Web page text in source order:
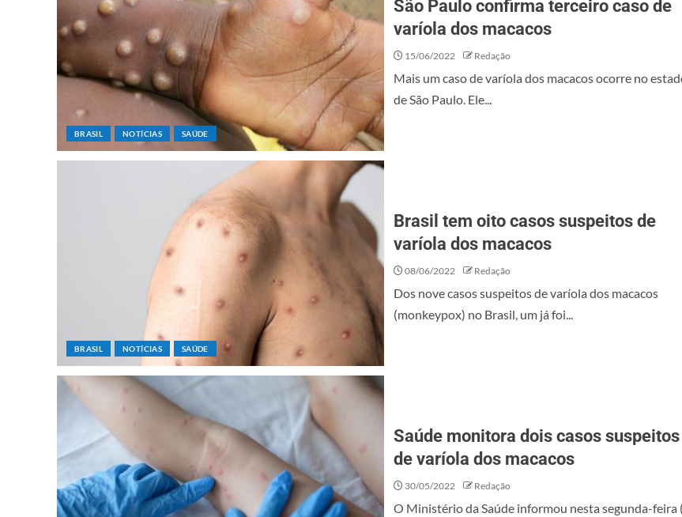
BRASIL NOTÍCIAS SAÚDE
São Paulo confirma terceiro caso de
varíola dos macacos
15/06/2022 Redação
Mais um caso de varíola dos macacos ocorre no
de São Paulo. Ele...
BRASIL NOTÍCIAS SAÚDE
Brasil tem oito casos suspeitos de
varíola dos macacos
08/06/2022 Redação
Dos nove casos suspeitos de varíola dos macacos
(monkeypox) no Brasil, um já foi...
Saúde monitora dois casos suspeitos
de varíola dos macacos
30/05/2022 Redação
O Ministério da Saúde informou nesta segunda-feira